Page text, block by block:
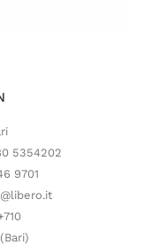
5354202
9701